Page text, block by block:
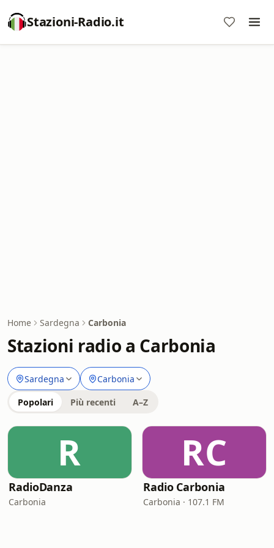
Stazioni-Radio.it
Home Sardegna Carbonia
Stazioni radio a Carbonia
Sardegna Carbonia
Popolari Più recenti A–Z
R
RadioDanza
Carbonia
RC
Radio Carbonia
Carbonia · 107.1 FM